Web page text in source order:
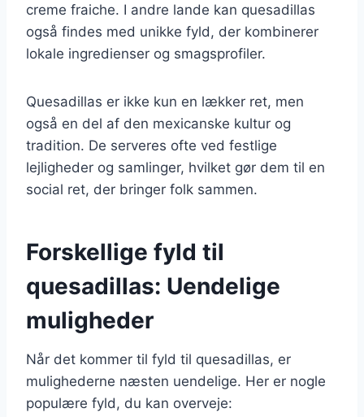
creme fraiche. I andre lande kan quesadillas
også findes med unikke fyld, der kombinerer
lokale ingredienser og smagsprofiler.
Quesadillas er ikke kun en lækker ret, men
også en del af den mexicanske kultur og
tradition. De serveres ofte ved festlige
lejligheder og samlinger, hvilket gør dem til en
social ret, der bringer folk sammen.
Forskellige fyld til
quesadillas: Uendelige
muligheder
Når det kommer til fyld til quesadillas, er
mulighederne næsten uendelige. Her er nogle
populære fyld, du kan overveje: